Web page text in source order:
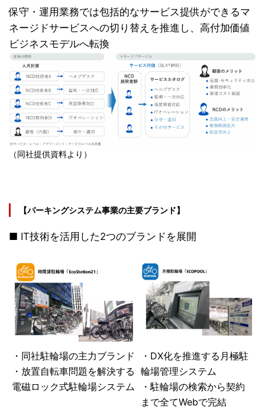
保守・運用業務では包括的なサービス提供ができるマ
ネージドサービスへの切り替えを推進し、高付加価値
ビジネスモデルへ転換
（同社提供資料より）
【パーキングシステム事業の主要ブランド】
■ IT技術を活用した2つのブランドを展開
・同社駐輪場の主力ブランド
・放置自転車問題を解決する
電磁ロック式駐輪場システム
・DX化を推進する月極駐
輪場管理システム
・駐輪場の検索から契約
まで全てWebで完結